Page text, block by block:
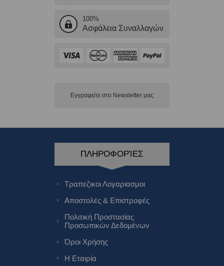
100%
Ασφάλεια Συναλλαγών
Εγγραφείτε στο Νewsletter μας
ΠΛΗΡΟΦΟΡΊΕΣ
Τραπεζικοι Λογαριασμοι
Αποστολές & Επιστροφές
Πολιτική Προστασίας
Προσωπικών Δεδομένων
Όροι Χρήσης
Η Εταιρία